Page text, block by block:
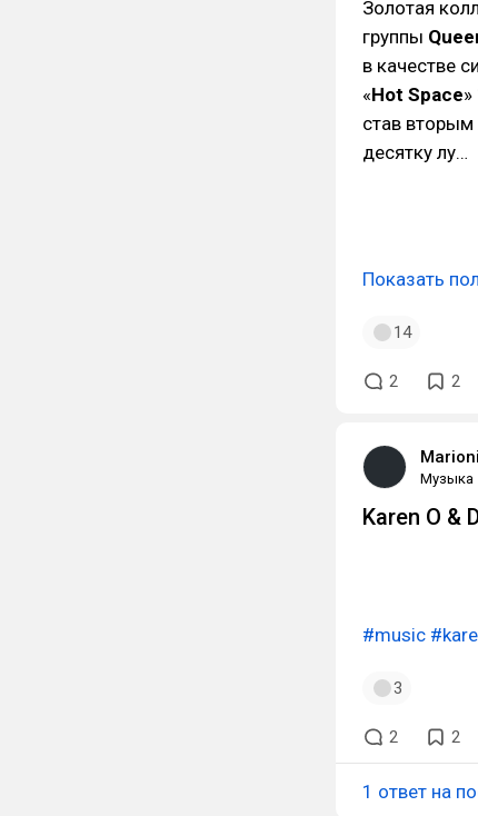
Золотая
группы
в качестве
«Hot Space
став вторым
десятку лу…
Показать
14
2 2
Музыка
Karen O &
#music
3
2 2
1 ответ на